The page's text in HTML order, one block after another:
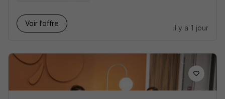
Voir l’offre
il y a 1 jour